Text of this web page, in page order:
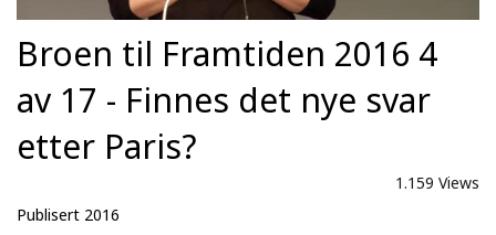
Broen til Framtiden 2016 4
av 17 - Finnes det nye svar
etter Paris?
1.159 Views
Publisert 2016